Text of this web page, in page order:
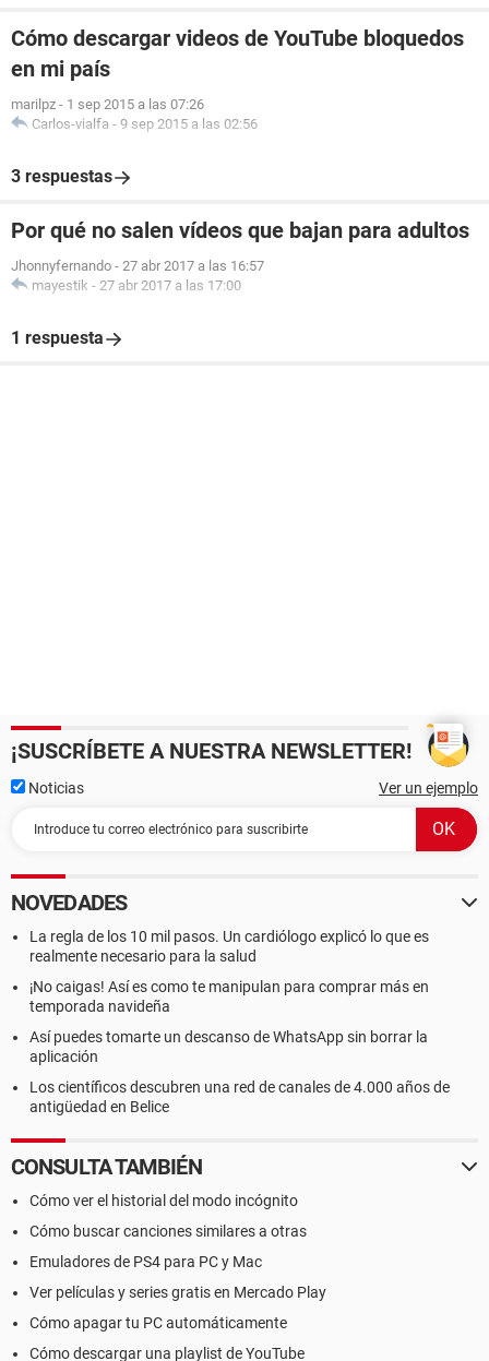
Cómo descargar videos de YouTube bloquedos
en mi país
marilpz - 1 sep 2015 a las 07:26
Carlos-vialfa - 9 sep 2015 a las 02:56
3 respuestas
Por qué no salen vídeos que bajan para adultos
Jhonnyfernando - 27 abr 2017 a las 16:57
mayestik - 27 abr 2017 a las 17:00
1 respuesta
¡SUSCRÍBETE A NUESTRA NEWSLETTER!
Noticias Ver un ejemplo
NOVEDADES
La regla de los 10 mil pasos. Un cardiólogo explicó lo que es
realmente necesario para la salud
¡No caigas! Así es como te manipulan para comprar más en
temporada navideña
Así puedes tomarte un descanso de WhatsApp sin borrar la
aplicación
Los científicos descubren una red de canales de 4.000 años de
antigüedad en Belice
CONSULTA TAMBIÉN
Cómo ver el historial del modo incógnito
Cómo buscar canciones similares a otras
Emuladores de PS4 para PC y Mac
Ver películas y series gratis en Mercado Play
Cómo apagar tu PC automáticamente
Cómo descargar una playlist de YouTube